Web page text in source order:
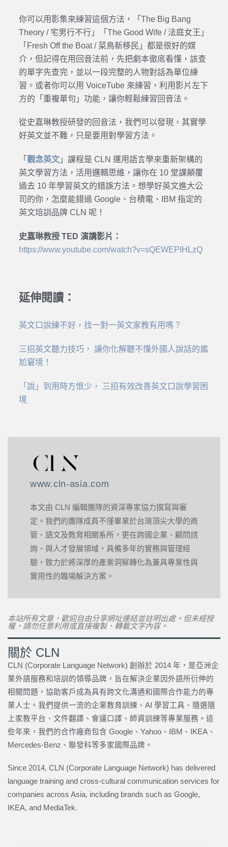
你可以用影集來練習這個方法，「The Big Bang
Theory / 宅男行不行」「The Good Wife / 法庭女王」
「Fresh Off the Boat / 菜鳥新移民」都是很好的媒
介，但記得在用回音法前，先把劇本徹底看懂，該查
的單字先查完，並以一段完整的人物對話為單位練
習。或者你可以用 VoiceTube 來練習，利用影片左下
方的「重複單句」功能，讓你輕鬆練習回音法。
從史嘉琳教授研發的回音法，我們可以發現，其實學
好英文並不難，只是要用對學習方法。
「 觀念英文」課程是 CLN 運用語言學來重新架構的
英文學習方法，活用邏輯思維，讓你在 10 堂課顛覆
過去 10 年學習英文的錯誤方法。想學好英文進大公
司的你，怎麼能錯過 Google、台積電、IBM 指定的
英文培訓品牌 CLN 呢！
史嘉琳教授 TED 演講影片：
https://www.youtube.com/watch?v=sQEWEPIHLzQ
延伸閱讀：
英文口說練不好，找一對一英文家教有用嗎？
三招英文聽力技巧， 讓你化解聽不懂外國人說話的尷
尬窘境！
「說」到用時方恨少， 三招有效改善英文口說學習困
境
www.cln-asia.com
本文由 CLN 編輯團隊的資深專家協力撰寫與審
定。我們的團隊成員不僅畢業於台灣頂尖大學的商
管、語文及教育相關系所，更在跨國企業、顧問諮
詢、與人才發展領域，具備多年的實務與管理經
驗，致力於將深厚的產業洞察轉化為兼具專業性與
實用性的職場解決方案。
本站所有文章，歡迎自由分享網址連結並註明出處。但未經授
權，請勿任意利用或直接複製、轉載文字內容。
關於 CLN
CLN (Corporate Language Network) 創辦於 2014 年，是亞洲企
業外語服務和培訓的領導品牌，旨在解決企業因外語所衍伸的
相關問題，協助客戶成為具有跨文化溝通和國際合作能力的專
業人士。我們提供一流的企業教育訓練、AI 學習工具、隨選隨
上家教平台、文件翻譯、會議口譯、師資訓練等專業服務。這
些年來，我們的合作廠商包含 Google、Yahoo、IBM、IKEA、
Mercedes-Benz、聯發科等多家國際品牌。
Since 2014, CLN (Corporate Language Network) has delivered
language training and cross-cultural communication services for
companies across Asia, including brands such as Google,
IKEA, and MediaTek.